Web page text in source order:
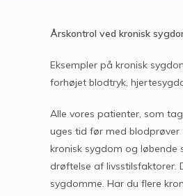
Årskontrol ved kronisk
Eksempler på kronisk
forhøjet blodtryk,
Alle vores patienter, som
uges tid før med
kronisk sygdom og løbende
drøftelse af livsstilsfaktorer.
sygdomme. Har du flere